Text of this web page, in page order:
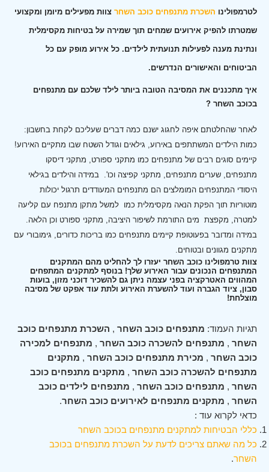
לטרמפולינו השכרת מתנפחים כוכב השחר צוות מפעילים מיומן ומקצועי
שמטרתו להפיק אירועים שמחים תוך שמירה על בטיחות מקסימלית
ונתינת מענה לפעילות תנועתית לילדים. כל אירוע מופק עם כל
הביטוחים והאישורים הנדרשים.
איך מתכננים את המסיבה הטובה ביותר לילד שלכם עם מתנפחים
בכוכב השחר ?
לאחר שהחלטתם איפה לחגוג ישנם כמה דברים שעליכם לקחת בחשבון:
כמות הילדים המשתתפים באירוע, גילאים וגודל השטח שבו מתקיים האירוע!
קיימים סוגים רבים של מתנפחים כמו מתקני ספורט, מתקני דיסקו
מתנפחים, שערים מתנפחים, מתקני קפיצה וכו'. במידה והילדים בגילאי
היסודי המתנפחים המומלצים הם מתנפחים המעודדים תרגול יכולות
מוטוריות תוך הפקת הנאה מקסימלית כמו למשל מתקן מתנפח עם קליעה
למטרה, מקפצת מים התורמת לשיפור היציבה, מתקני ספורט וכן הלאה.
במידה ומדובר בפעוטופת קיימים מתנפחים כמו בריכות כדורים, גימובורי עם
מתקנים מגוונים ובטוחים.
צוות טרמפולינו כוכב השחר יעזרו לך להחליט מהם המתקנים
המתנפחים הנכונים עבור האירוע שלך! בנוסף למתקנים המתפחים
המהווים האטרקציה בפני עצמה ניתן גם להשכיר דוכני מזון, בועות
סבון, ציוד הגברה ועוד להשערת האירוע ולתת עוד אפקט של מסיבה
מוצלחת!
תגיות העמוד: מתנפחים כוכב השחר , השכרת מתנפחים כוכב
השחר , מתנפחים להשכרה כוכב השחר , מתנפחים למכירה
כוכב השחר , מכירת מתנפחים כוכב השחר , מתקנים
מתנפחים להשכרה כוכב השחר , מתקנים מתנפחים כוכב
השחר , מתנפחים כוכב השחר , מתנפחים לילדים כוכב
השחר , מתקנים מתנפחים לאירועים כוכב השחר.
כדאי לקרוא עוד :
כללי הבטיחות למתקנים מתנפחים בכוכב השחר
כל מה שאתם צריכים לדעת על השכרת מתנפחים בכוכב
השחר.